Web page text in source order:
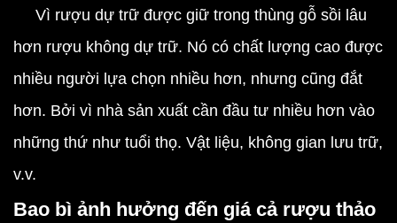
Vì rượu dự trữ được giữ trong thùng gỗ sồi lâu
hơn rượu không dự trữ. Nó có chất lượng cao được
nhiều người lựa chọn nhiều hơn, nhưng cũng đắt
hơn. Bởi vì nhà sản xuất cần đầu tư nhiều hơn vào
những thứ như tuổi thọ. Vật liệu, không gian lưu trữ,
v.v.
Bao bì ảnh hưởng đến giá cả rượu thảo